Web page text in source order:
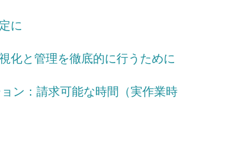
に
化と管理を徹底的に行うために
ン：請求可能な時間（実作業時